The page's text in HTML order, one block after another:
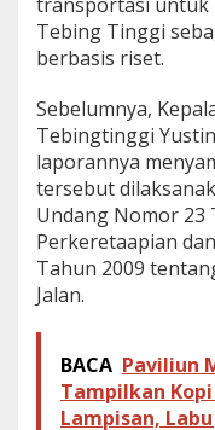
Tebing Tinggi
berbasis riset.
Sebelumnya,
Tebingtinggi
laporannya
tersebut
Undang Nomor 23
Perkeretaapian
Tahun 2009
Jalan.
BACA Paviliun
Tampilkan
Lampisan,